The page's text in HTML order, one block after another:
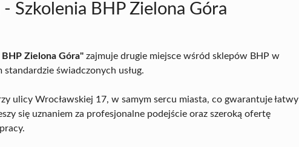
Szkolenia BHP Zielona Góra
Zielona Góra" zajmuje drugie miejsce wśród sklepów BHP w
świadczonych usług.
ulicy Wrocławskiej 17, w samym sercu miasta, co gwarantuje łatwy
się uznaniem za profesjonalne podejście oraz szeroką ofertę